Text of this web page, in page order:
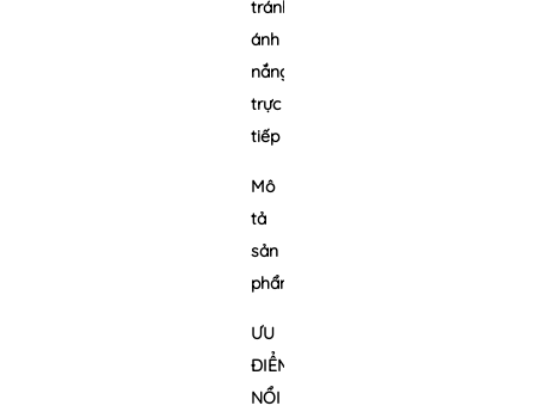
tránh
ánh
nắng
trực
tiếp
Mô
tả
sản
phẩm
ƯU
ĐIỂM
NỔI